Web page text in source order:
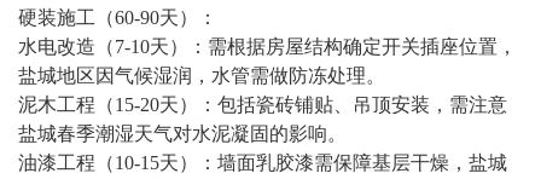
硬装施工（60-90天）：
水电改造（7-10天）：需根据房屋结构确定开关插座位置，
盐城地区因气候湿润，水管需做防冻处理。
泥木工程（15-20天）：包括瓷砖铺贴、吊顶安装，需注意
盐城春季潮湿天气对水泥凝固的影响。
油漆工程（10-15天）：墙面乳胶漆需保障基层干燥，盐城